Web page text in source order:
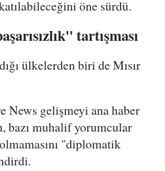
öne sürdü.
tartışması
ülkelerden biri de Mısır
News gelişmeyi ana haber
bazı muhalif yorumcular
"diplomatik